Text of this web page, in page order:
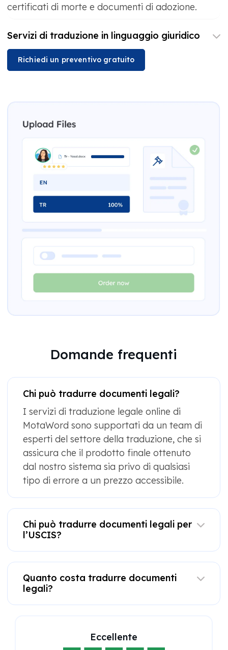
certificati di morte e documenti di adozione.
Servizi di traduzione in linguaggio giuridico
Richiedi un preventivo gratuito
Domande frequenti
Chi può tradurre documenti legali?
I servizi di traduzione legale online di
MotaWord sono supportati da un team di
esperti del settore della traduzione, che si
assicura che il prodotto finale ottenuto
dal nostro sistema sia privo di qualsiasi
tipo di errore a un prezzo accessibile.
Chi può tradurre documenti legali per
l’USCIS?
Quanto costa tradurre documenti
legali?
Eccellente